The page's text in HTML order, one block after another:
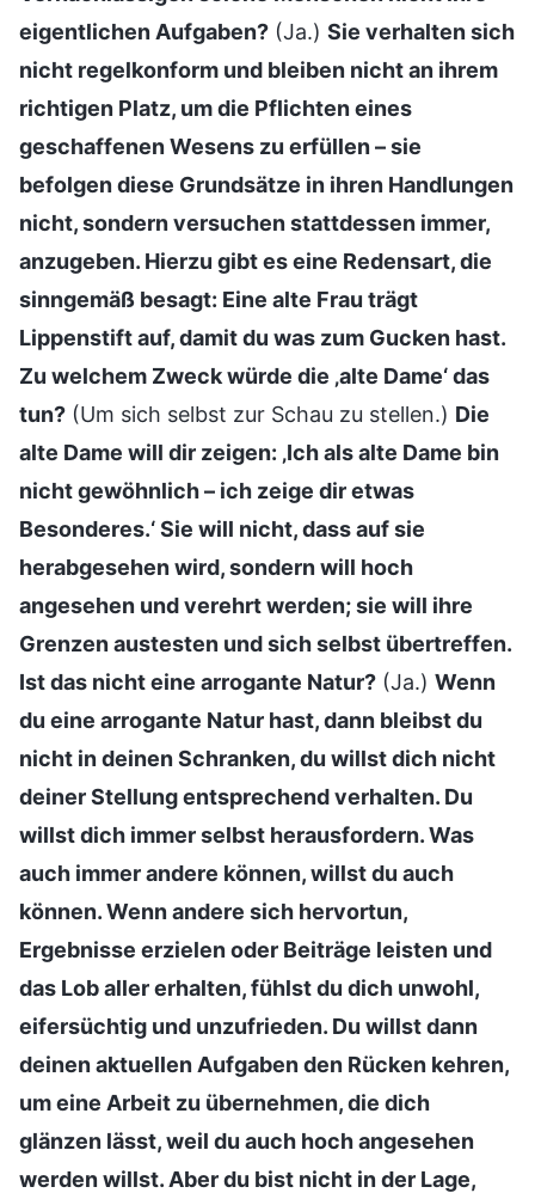
eigentlichen Aufgaben? (Ja.) Sie verhalten sich
nicht regelkonform und bleiben nicht an ihrem
richtigen Platz, um die Pflichten eines
geschaffenen Wesens zu erfüllen – sie
befolgen diese Grundsätze in ihren Handlungen
nicht, sondern versuchen stattdessen immer,
anzugeben. Hierzu gibt es eine Redensart, die
sinngemäß besagt: Eine alte Frau trägt
Lippenstift auf, damit du was zum Gucken hast.
Zu welchem Zweck würde die ‚alte Dame‘ das
tun? (Um sich selbst zur Schau zu stellen.) Die
alte Dame will dir zeigen: ‚Ich als alte Dame bin
nicht gewöhnlich – ich zeige dir etwas
Besonderes.‘ Sie will nicht, dass auf sie
herabgesehen wird, sondern will hoch
angesehen und verehrt werden; sie will ihre
Grenzen austesten und sich selbst übertreffen.
Ist das nicht eine arrogante Natur? (Ja.) Wenn
du eine arrogante Natur hast, dann bleibst du
nicht in deinen Schranken, du willst dich nicht
deiner Stellung entsprechend verhalten. Du
willst dich immer selbst herausfordern. Was
auch immer andere können, willst du auch
können. Wenn andere sich hervortun,
Ergebnisse erzielen oder Beiträge leisten und
das Lob aller erhalten, fühlst du dich unwohl,
eifersüchtig und unzufrieden. Du willst dann
deinen aktuellen Aufgaben den Rücken kehren,
um eine Arbeit zu übernehmen, die dich
glänzen lässt, weil du auch hoch angesehen
werden willst. Aber du bist nicht in der Lage,